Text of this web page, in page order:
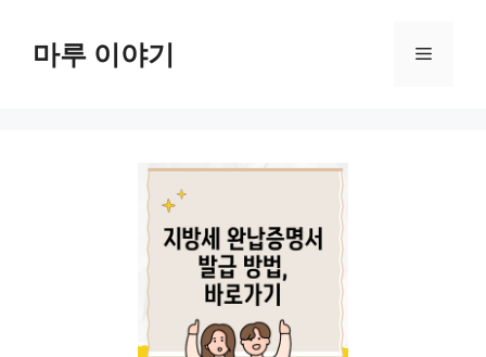
마루 이야기 메